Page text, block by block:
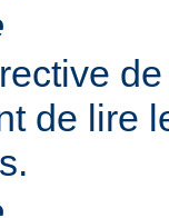
de lire